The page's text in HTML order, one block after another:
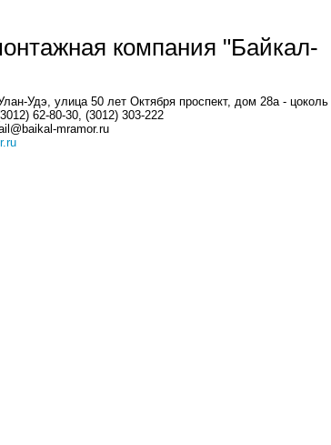
компания "Байкал-
Удэ, улица 50 лет Октября проспект, дом 28а - цоколь
62-80-30, (3012) 303-222
mramor.ru